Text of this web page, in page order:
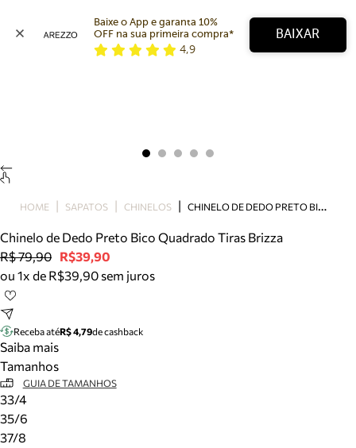
Bolsa
Tamanco
Tênis
Mule
Tire dúvidas sobre pedidos, devoluções e mais.
Meus pedidos
Acompanhe seus pedidos e solicite devoluções.
Baixe o App e garanta 10%
OFF na sua primeira compra*
4,9
BAIXAR
HOME SAPATOS CHINELOS C
HINELO DE DEDO PRETO BICO QUADRADO TIRAS BRIZZA
Chinelo de Dedo Preto Bico Quadrado Tiras Brizza
R$ 79,90 R$39,90
ou 1x de R$39,90 sem juros
Receba atéR$ 4,79de cashback
Saiba mais
Tamanhos
GUIA DE TAMANHOS
33/4
35/6
37/8